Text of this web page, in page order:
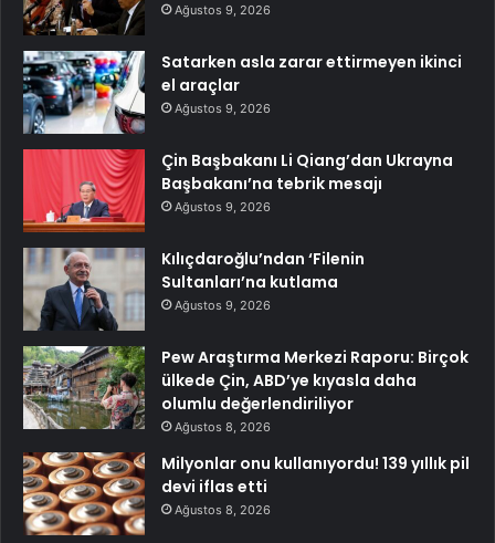
Ağustos 9, 2026
Satarken asla zarar ettirmeyen ikinci
el araçlar
Ağustos 9, 2026
Çin Başbakanı Li Qiang’dan Ukrayna
Başbakanı’na tebrik mesajı
Ağustos 9, 2026
Kılıçdaroğlu’ndan ‘Filenin
Sultanları’na kutlama
Ağustos 9, 2026
Pew Araştırma Merkezi Raporu: Birçok
ülkede Çin, ABD’ye kıyasla daha
olumlu değerlendiriliyor
Ağustos 8, 2026
Milyonlar onu kullanıyordu! 139 yıllık pil
devi iflas etti
Ağustos 8, 2026